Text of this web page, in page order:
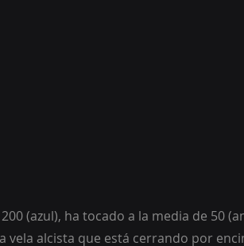
(azul), ha tocado a la media de 50
vela alcista que está cerrando por